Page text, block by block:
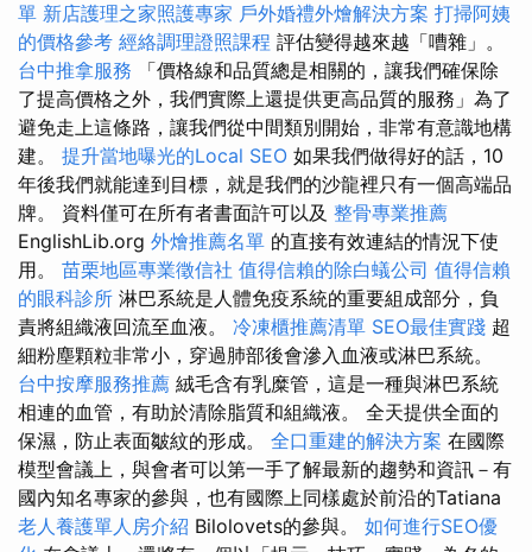
單 新店護理之家照護專家 戶外婚禮外燴解決方案 打掃阿姨
的價格參考 經絡調理證照課程 評估變得越來越「嘈雜」。
台中推拿服務
「價格線和品質總是相關的，讓我們確保除
了提高價格之外，我們實際上還提供更高品質的服務」為了
避免走上這條路，讓我們從中間類別開始，非常有意識地構
建。 提升當地曝光的Local SEO 如果我們做得好的話，10
年後我們就能達到目標，就是我們的沙龍裡只有一個高端品
牌。 資料僅可在所有者書面許可以及 整骨專業推薦
EnglishLib.org 外燴推薦名單 的直接有效連結的情況下使
用。 苗栗地區專業徵信社 值得信賴的除白蟻公司 值得信賴
的眼科診所 淋巴系統是人體免疫系統的重要組成部分，負
責將組織液回流至血液。 冷凍櫃推薦清單 SEO最佳實踐 超
細粉塵顆粒非常小，穿過肺部後會滲入血液或淋巴系統。
台中按摩服務推薦 絨毛含有乳糜管，這是一種與淋巴系統
相連的血管，有助於清除脂質和組織液。 全天提供全面的
保濕，防止表面皺紋的形成。 全口重建的解決方案 在國際
模型會議上，與會者可以第一手了解最新的趨勢和資訊－有
國內知名專家的參與，也有國際上同樣處於前沿的Tatiana
老人養護單人房介紹 Bilolovets的參與。 如何進行SEO優